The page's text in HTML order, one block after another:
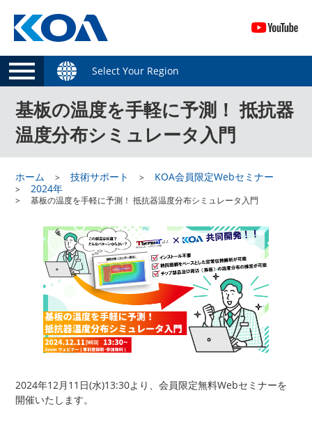
Select Your Region
基板の温度を手軽に予測！ 抵抗器
温度分布シミュレータ入門
ホーム 技術サポート
KOA会員限定Webセミナー
2024年
基板の温度を手軽に予測！ 抵抗器温度分布シミュレータ入門
2024年12月11日(水)13:30より、会員限定無料Webセミナーを
開催いたします。